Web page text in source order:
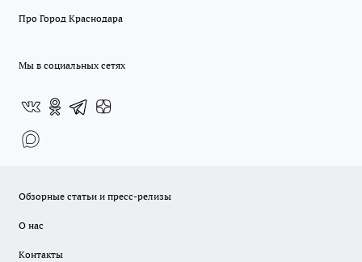
Про Город Краснодара
Мы в социальных сетях
Обзорные статьи и пресс-релизы
О нас
Контакты